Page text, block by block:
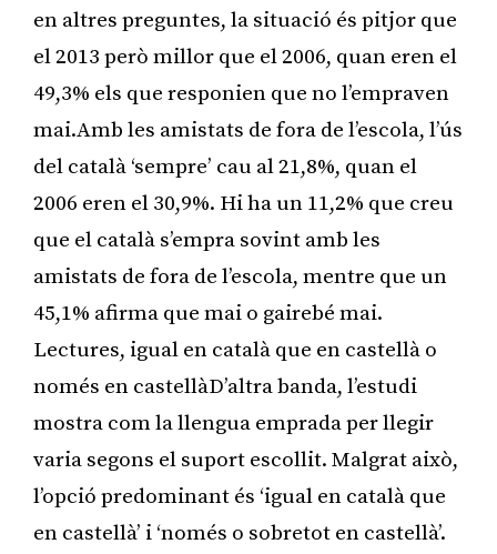
en altres preguntes, la situació és pitjor que
el 2013 però millor que el 2006, quan eren el
49,3% els que responien que no l’empraven
mai.Amb les amistats de fora de l’escola, l’ús
del català ‘sempre’ cau al 21,8%, quan el
2006 eren el 30,9%. Hi ha un 11,2% que creu
que el català s’empra sovint amb les
amistats de fora de l’escola, mentre que un
45,1% afirma que mai o gairebé mai.
Lectures, igual en català que en castellà o
només en castellàD’altra banda, l’estudi
mostra com la llengua emprada per llegir
varia segons el suport escollit. Malgrat això,
l’opció predominant és ‘igual en català que
en castellà’ i ‘només o sobretot en castellà’.